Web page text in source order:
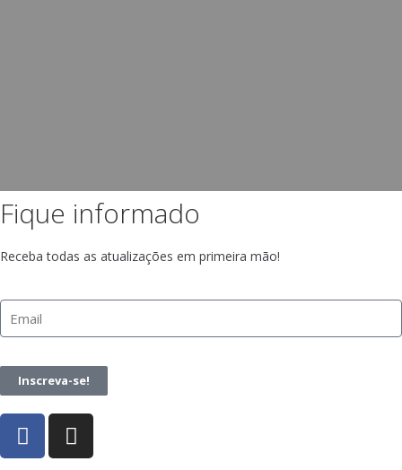
Fique informado
Receba todas as atualizações em primeira mão!
Inscreva-se!